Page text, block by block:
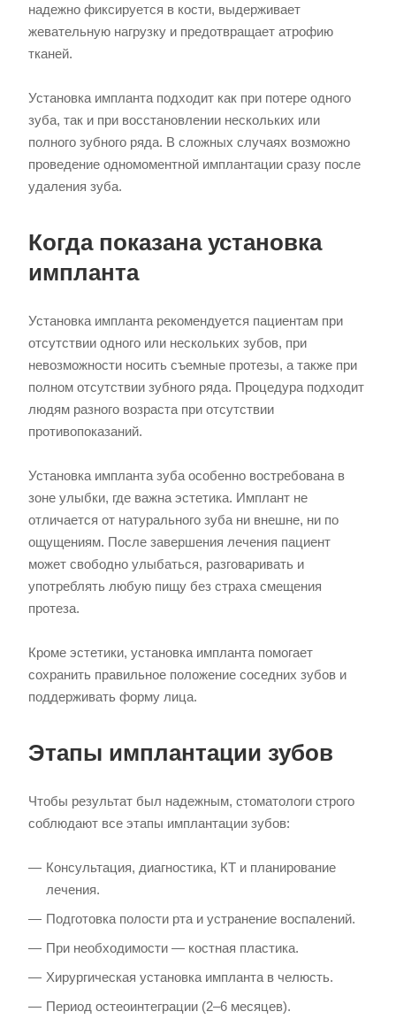
надежно фиксируется в кости, выдерживает
жевательную нагрузку и предотвращает атрофию
тканей.
Установка импланта подходит как при потере одного
зуба, так и при восстановлении нескольких или
полного зубного ряда. В сложных случаях возможно
проведение одномоментной имплантации сразу после
удаления зуба.
Когда показана установка
импланта
Установка импланта рекомендуется пациентам при
отсутствии одного или нескольких зубов, при
невозможности носить съемные протезы, а также при
полном отсутствии зубного ряда. Процедура подходит
людям разного возраста при отсутствии
противопоказаний.
Установка импланта зуба особенно востребована в
зоне улыбки, где важна эстетика. Имплант не
отличается от натурального зуба ни внешне, ни по
ощущениям. После завершения лечения пациент
может свободно улыбаться, разговаривать и
употреблять любую пищу без страха смещения
протеза.
Кроме эстетики, установка импланта помогает
сохранить правильное положение соседних зубов и
поддерживать форму лица.
Этапы имплантации зубов
Чтобы результат был надежным, стоматологи строго
соблюдают все этапы имплантации зубов:
Консультация, диагностика, КТ и планирование
лечения.
Подготовка полости рта и устранение воспалений.
При необходимости — костная пластика.
Хирургическая установка импланта в челюсть.
Период остеоинтеграции (2–6 месяцев).